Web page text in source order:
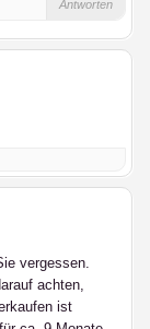
Antworten
vergessen.
achten,
ist